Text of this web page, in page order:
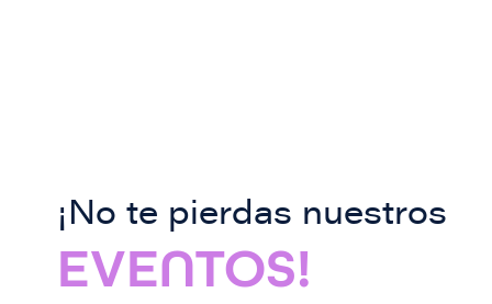
¡No te pierdas nuestros
EVENTOS!